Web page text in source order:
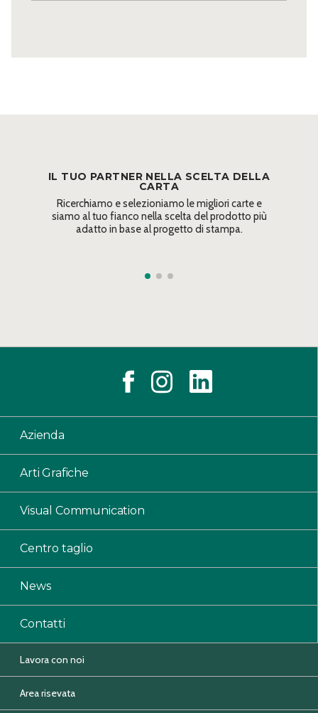
IL TUO PARTNER NELLA SCELTA DELLA
CARTA
Ricerchiamo e selezioniamo le migliori carte e
siamo al tuo fianco nella scelta del prodotto più
adatto in base al progetto di stampa.
Azienda
Arti Grafiche
Visual Communication
Centro taglio
News
Contatti
Lavora con noi
Area risevata